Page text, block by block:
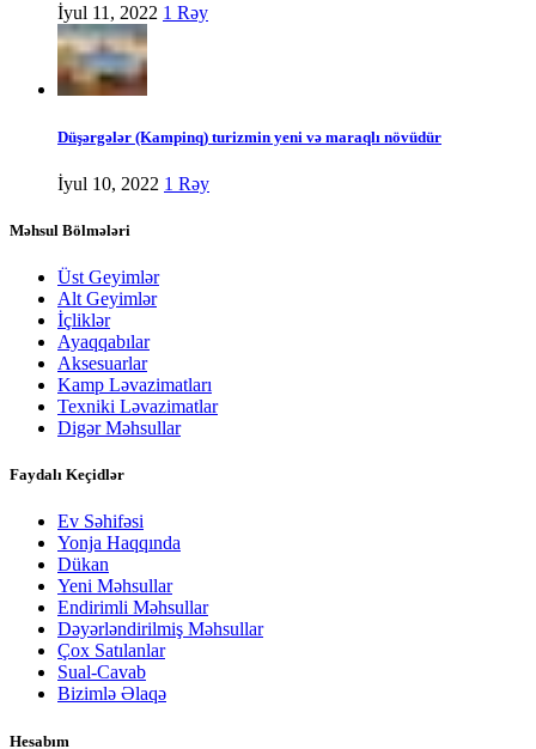
İyul 11, 2022 1 Rəy
Düşərgələr (Kampinq) turizmin yeni və maraqlı növüdür
İyul 10, 2022 1 Rəy
Məhsul Bölmələri
Üst Geyimlər
Alt Geyimlər
İçliklər
Ayaqqabılar
Aksesuarlar
Kamp Ləvazimatları
Texniki Ləvazimatlar
Digər Məhsullar
Faydalı Keçidlər
Ev Səhifəsi
Yonja Haqqında
Dükan
Yeni Məhsullar
Endirimli Məhsullar
Dəyərləndirilmiş Məhsullar
Çox Satılanlar
Sual-Cavab
Bizimlə Əlaqə
Hesabım